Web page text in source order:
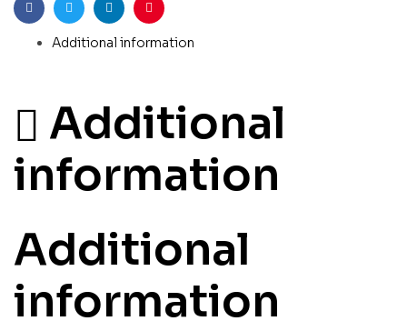
FacebookTwitterLinkedinPinterest
Additional information
Additional
information
Additional
information